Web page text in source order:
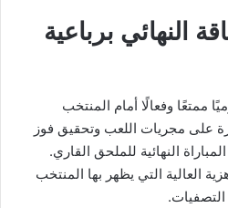
النهائي برباعية
ممتعًا وفعالًا أمام المنتخب
على مجريات اللعب وتحقيق فوز
النهائية للملحق القاري.
العالية التي يظهر بها المنتخب